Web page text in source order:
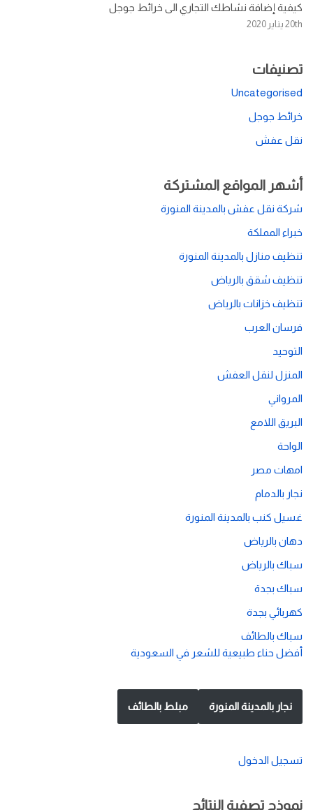
كيفية إضافة نشاطك التجاري الى خرائط جوجل
20th يناير 2020
تصنيفات
Uncategorised
خرائط جوجل
نقل عفش
أشهر المواقع المشتركة
شركة نقل عفش بالمدينة المنورة
خبراء المملكة
تنظيف منازل بالمدينة المنورة
تنظيف شقق بالرياض
تنظيف خزانات بالرياض
فرسان العرب
التوحيد
المنزل لنقل العفش
المرواني
البريق اللامع
الواحة
امهات مصر
نجار بالدمام
غسيل كنب بالمدينة المنورة
دهان بالرياض
سباك بالرياض
سباك بجدة
كهربائي بجدة
سباك بالطائف
أفضل حناء طبيعية للشعر في السعودية
نجار بالمدينة المنورة مبلط بالطائف
تسجيل الدخول
نموذج تصفية النتائج